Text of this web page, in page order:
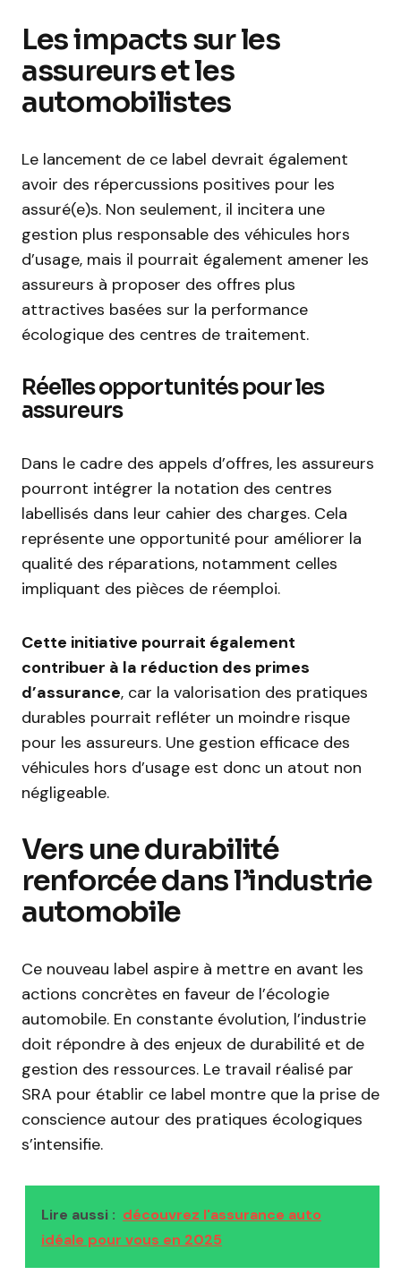
Les impacts sur les
assureurs et les
automobilistes
Le lancement de ce label devrait également
avoir des répercussions positives pour les
assuré(e)s. Non seulement, il incitera une
gestion plus responsable des véhicules hors
d’usage, mais il pourrait également amener les
assureurs à proposer des offres plus
attractives basées sur la performance
écologique des centres de traitement.
Réelles opportunités pour les
assureurs
Dans le cadre des appels d’offres, les assureurs
pourront intégrer la notation des centres
labellisés dans leur cahier des charges. Cela
représente une opportunité pour améliorer la
qualité des réparations, notamment celles
impliquant des pièces de réemploi.
Cette initiative pourrait également
contribuer à la réduction des primes
d’assurance, car la valorisation des pratiques
durables pourrait refléter un moindre risque
pour les assureurs. Une gestion efficace des
véhicules hors d’usage est donc un atout non
négligeable.
Vers une durabilité
renforcée dans l’industrie
automobile
Ce nouveau label aspire à mettre en avant les
actions concrètes en faveur de l’écologie
automobile. En constante évolution, l’industrie
doit répondre à des enjeux de durabilité et de
gestion des ressources. Le travail réalisé par
SRA pour établir ce label montre que la prise de
conscience autour des pratiques écologiques
s’intensifie.
Lire aussi : découvrez l'assurance auto
idéale pour vous en 2025